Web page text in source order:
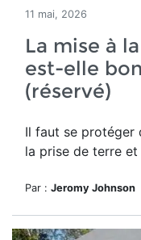
11 mai, 2026
La mise à
est-elle
(réservé)
Il faut se protéger
la prise de terre
Par : Jeromy Johnson